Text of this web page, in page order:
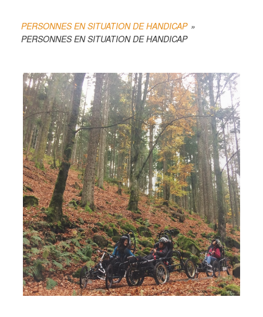
PERSONNES EN SITUATION DE HANDICAP »
PERSONNES EN SITUATION DE HANDICAP